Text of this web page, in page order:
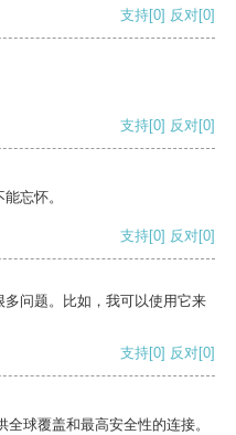
支持[0] 反对[0]
支持[0] 反对[0]
忘怀。
支持[0] 反对[0]
问题。比如，我可以使用它来
支持[0] 反对[0]
球覆盖和最高安全性的连接。